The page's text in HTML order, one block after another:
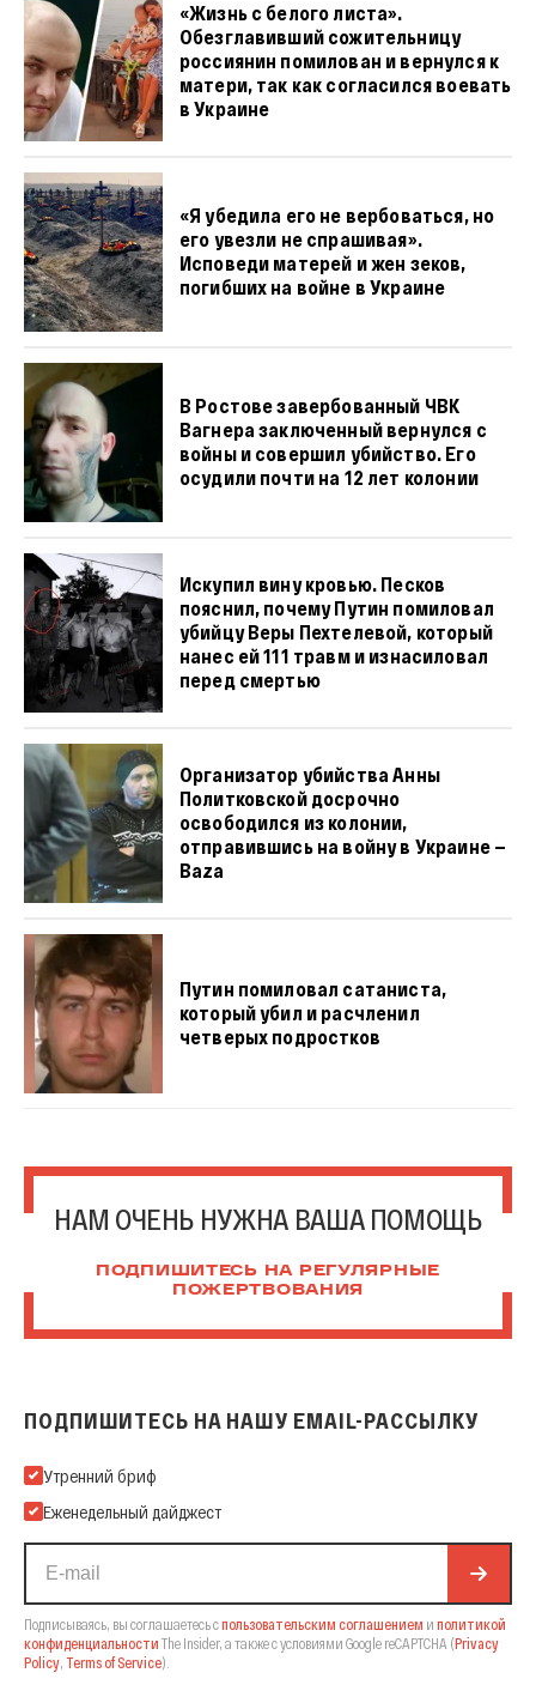
«Жизнь с белого листа».
Обезглавивший сожительницу
россиянин помилован и вернулся к
матери, так как согласился воевать
в Украине
«Я убедила его не вербоваться, но
его увезли не спрашивая».
Исповеди матерей и жен зеков,
погибших на войне в Украине
В Ростове завербованный ЧВК
Вагнера заключенный вернулся с
войны и совершил убийство. Его
осудили почти на 12 лет колонии
Искупил вину кровью. Песков
пояснил, почему Путин помиловал
убийцу Веры Пехтелевой, который
нанес ей 111 травм и изнасиловал
перед смертью
Организатор убийства Анны
Политковской досрочно
освободился из колонии,
отправившись на войну в Украине —
Baza
Путин помиловал сатаниста,
который убил и расчленил
четверых подростков
НАМ ОЧЕНЬ НУЖНА ВАША ПОМОЩЬ
ПОДПИШИТЕСЬ НА РЕГУЛЯРНЫЕ
ПОЖЕРТВОВАНИЯ
ПОДПИШИТЕСЬ НА НАШУ EMAIL-РАССЫЛКУ
Подпишитесь на нашу Email-рассылку
Утренний бриф
Еженедельный дайджест
Подписываясь, вы соглашаетесь спользовательским соглашением и политикой
конфиденциальности The Insider, а также с условиями Google reCAPTCHA (Privacy
Policy, Terms of Service).